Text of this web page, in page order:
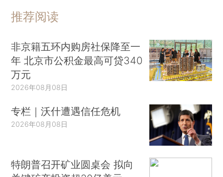
推荐阅读
非京籍五环内购房社保降至一
年 北京市公积金最高可贷340
万元
2026年08月08日
专栏｜沃什遭遇信任危机
2026年08月08日
特朗普召开矿业圆桌会 拟向